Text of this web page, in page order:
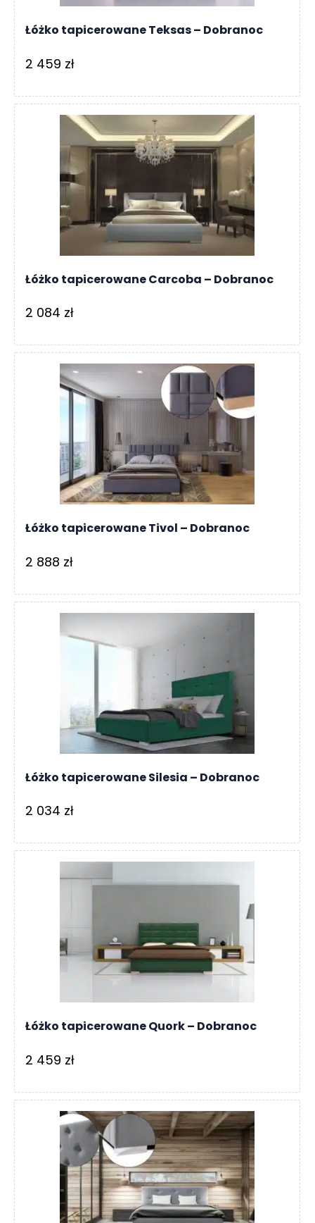
Łóżko tapicerowane Teksas – Dobranoc
2 459 zł
Łóżko tapicerowane Carcoba – Dobranoc
2 084 zł
Łóżko tapicerowane Tivol – Dobranoc
2 888 zł
Łóżko tapicerowane Silesia – Dobranoc
2 034 zł
Łóżko tapicerowane Quork – Dobranoc
2 459 zł